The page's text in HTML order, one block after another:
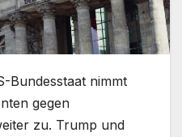
Bundesstaat nimmt
gegen
zu. Trump und